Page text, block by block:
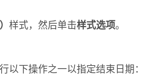
样式，然后单击样式选项。
以下操作之一以指定结束日期：